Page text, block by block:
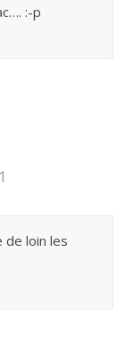
:-p
de loin les